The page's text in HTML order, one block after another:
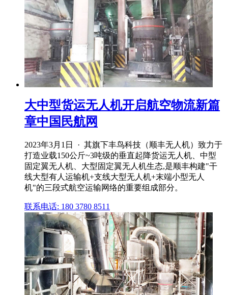
大中型货运无人机开启航空物流新篇
章中国民航网
2023年3月1日 · 其旗下丰鸟科技（顺丰无人机）致力于
打造业载150公斤~3吨级的垂直起降货运无人机、中型
固定翼无人机、大型固定翼无人机生态,是顺丰构建"干
线大型有人运输机+支线大型无人机+末端小型无人
机"的三段式航空运输网络的重要组成部分。
联系电话: 180 3780 8511